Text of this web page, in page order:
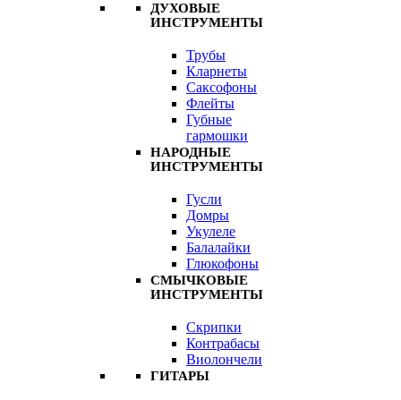
ДУХОВЫЕ
ИНСТРУМЕНТЫ
Трубы
Кларнеты
Саксофоны
Флейты
Губные
гармошки
НАРОДНЫЕ
ИНСТРУМЕНТЫ
Гусли
Домры
Укулеле
Балалайки
Глюкофоны
СМЫЧКОВЫЕ
ИНСТРУМЕНТЫ
Скрипки
Контрабасы
Виолончели
ГИТАРЫ